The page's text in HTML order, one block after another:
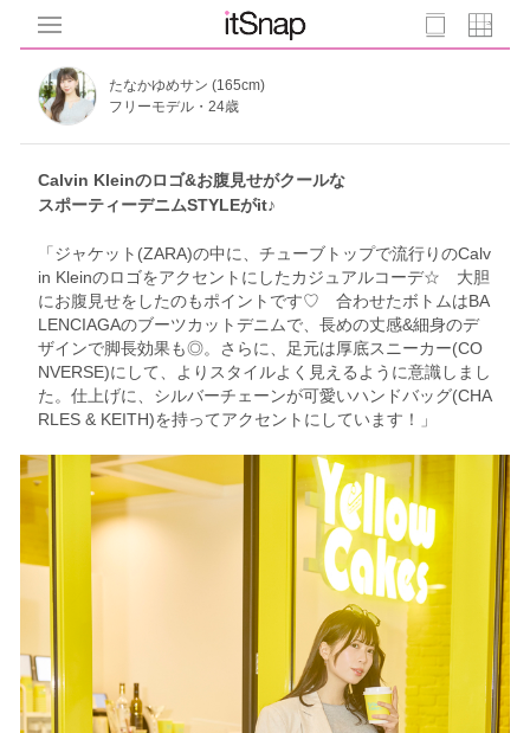
たなかゆめサン (165cm)
フリーモデル・24歳
Calvin Kleinのロゴ&お腹見せがクールな
スポーティーデニムSTYLEがit♪
「ジャケット(ZARA)の中に、チューブトップで流行りのCalv
in Kleinのロゴをアクセントにしたカジュアルコーデ☆ 大胆
にお腹見せをしたのもポイントです♡ 合わせたボトムはBA
LENCIAGAのブーツカットデニムで、長めの丈感&細身のデ
ザインで脚長効果も◎。さらに、足元は厚底スニーカー(CO
NVERSE)にして、よりスタイルよく見えるように意識しまし
た。仕上げに、シルバーチェーンが可愛いハンドバッグ(CHA
RLES & KEITH)を持ってアクセントにしています！」